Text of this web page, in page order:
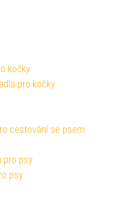
kočky
pro kočky
cestování se psem
pro psy
psy